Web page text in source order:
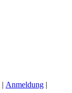
| Anmeldung |